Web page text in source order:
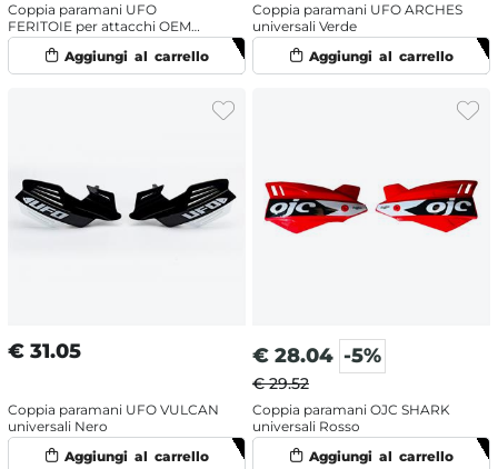
Coppia paramani UFO
FERITOIE per attacchi OEM
Husqvarna/KTM Bianco
Coppia paramani UFO ARCHES
universali Verde
€ 31.05
Coppia paramani UFO VULCAN
universali Nero
€ 28.04 -5%
€ 29.52
Coppia paramani OJC SHARK
universali Rosso